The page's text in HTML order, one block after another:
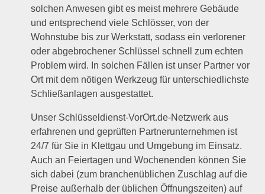
solchen Anwesen gibt es meist mehrere Gebäude
und entsprechend viele Schlösser, von der
Wohnstube bis zur Werkstatt, sodass ein verlorener
oder abgebrochener Schlüssel schnell zum echten
Problem wird. In solchen Fällen ist unser Partner vor
Ort mit dem nötigen Werkzeug für unterschiedlichste
Schließanlagen ausgestattet.
Unser Schlüsseldienst-VorOrt.de-Netzwerk aus
erfahrenen und geprüften Partnerunternehmen ist
24/7 für Sie in Klettgau und Umgebung im Einsatz.
Auch an Feiertagen und Wochenenden können Sie
sich dabei (zum branchenüblichen Zuschlag auf die
Preise außerhalb der üblichen Öffnungszeiten) auf